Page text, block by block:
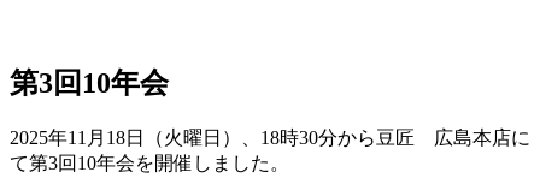
第3回10年会
2025年11月18日（火曜日）、18時30分から豆匠 広島本店に
て第3回10年会を開催しました。